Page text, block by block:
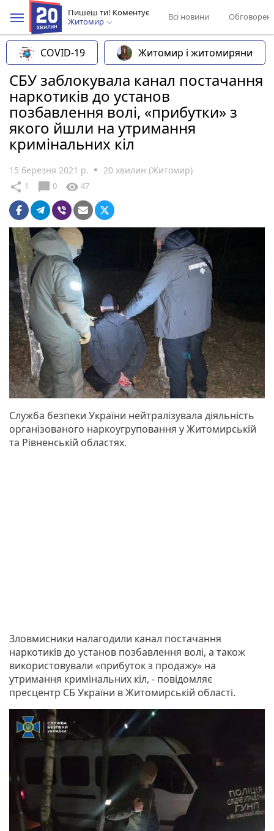
Пишеш ти! Коментує
Житомир
Всі новини
COVID-19 Житомир і житомиряни
СБУ заблокувала канал постачання
наркотиків до установ
позбавлення волі, «прибутки» з
якого йшли на утримання
кримінальних кіл
15 березня 2021 р. 20 хвилин (Житомир)
share 1 chat_bubble 0 visibility 47
Служба безпеки України нейтралізувала діяльність
організованого наркоугруповання у Житомирській
та Рівненській областях.
Зловмисники налагодили канал постачання
наркотиків до установ позбавлення волі, а також
використовували «прибуток з продажу» на
утримання кримінальних кіл, - повідомляє
пресцентр СБ України в Житомирській області.